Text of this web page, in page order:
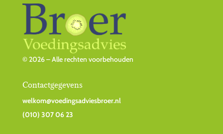
© 2026 – Alle rechten voorbehouden
Contactgegevens
welkom@voedingsadviesbroer.nl
(010) 307 06 23